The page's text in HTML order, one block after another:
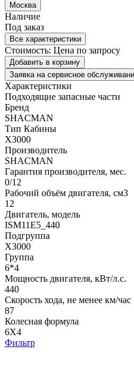
Москва
Наличие
Под заказ
Все характеристики
Стоимость: Цена по запросу
Добавить в корзину
Заявка на сервисное
Характеристики
Подходящие запасные части
Бренд
SHACMAN
Тип Кабины
X3000
Производитель
SHACMAN
Гарантия производителя, мес.
0/12
Рабочий объём двигателя, cм3
12
Двигатель, модель
ISM11E5_440
Подгруппа
X3000
Группа
6*4
Мощность двигателя, кВт/л.с.
440
Скорость хода, не менее км/час
87
Колесная формула
6X4
Фильтр